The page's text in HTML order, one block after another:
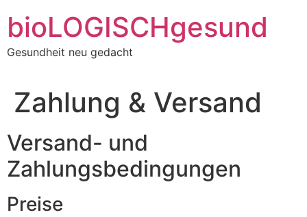
Inhalt
springen
bioLOGISCHgesund
Gesundheit neu gedacht
Zahlung & Versand
Versand- und
Zahlungsbedingungen
Preise